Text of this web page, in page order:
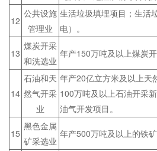
12
公共设施
管理业
生活垃圾填埋项目；生活
电）。
13
煤炭开采
和洗选业
年产150万吨及以上煤炭开
14
石油和天
然气开采
业
年产20亿立方米及以上天
100万吨及以上石油开采
油气开发项目。
15
黑色金属
矿采选业
年产500万吨及以上的铁矿